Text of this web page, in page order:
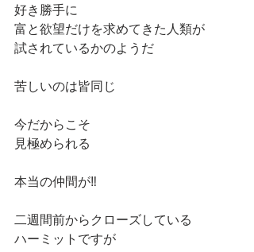
好き勝手に
富と欲望だけを求めてきた人類が
試されているかのようだ
苦しいのは皆同じ
今だからこそ
見極められる
本当の仲間が‼️
二週間前からクローズしている
ハーミットですが